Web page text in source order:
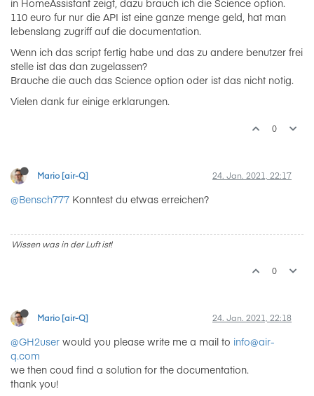
in HomeAssistant zeigt, dazu brauch ich die Science option.
110 euro fur nur die API ist eine ganze menge geld, hat man
lebenslang zugriff auf die documentation.
Wenn ich das script fertig habe und das zu andere benutzer frei
stelle ist das dan zugelassen?
Brauche die auch das Science option oder ist das nicht notig.
Vielen dank fur einige erklarungen.
0
Mario [air-Q] 24. Jan. 2021, 22:17
@Bensch777 Konntest du etwas erreichen?
Wissen was in der Luft ist!
0
Mario [air-Q] 24. Jan. 2021, 22:18
@GH2user would you please write me a mail to info@air-
q.com
we then coud find a solution for the documentation.
thank you!